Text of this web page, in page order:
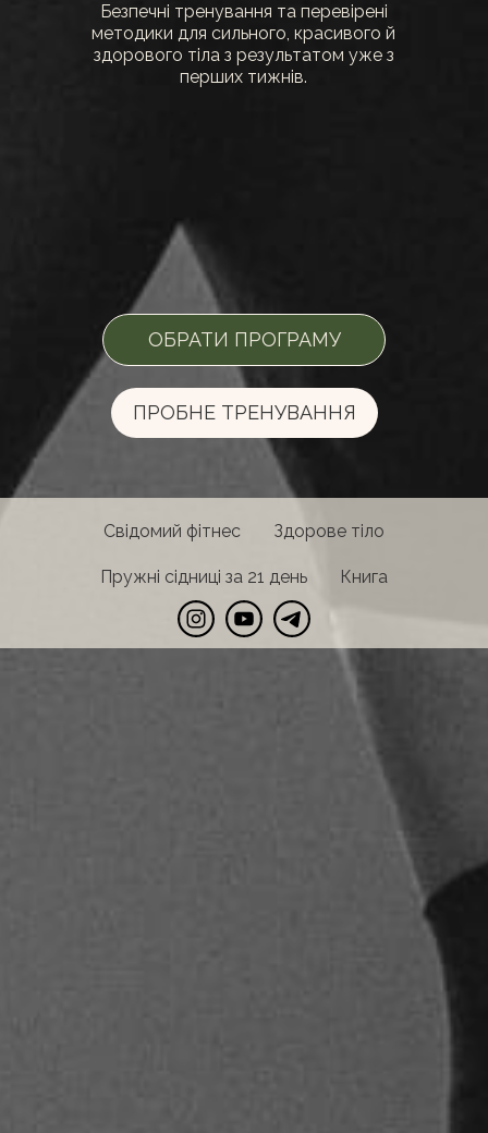
Безпечні тренування та перевірені
методики для сильного, красивого й
здорового тіла з результатом уже з
перших тижнів.
ОБРАТИ ПРОГРАМУ
ПРОБНЕ ТРЕНУВАННЯ
Свідомий фітнес Здорове тіло
Пружні сідниці за 21 день Книга